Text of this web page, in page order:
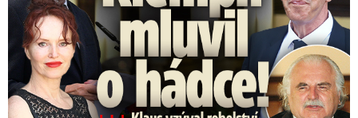
ho je na závětrných svazích. Třetí stupeň byl v
současné sezoně vyhlášen poprvé, druhý
stupeň vyhlášený v sobotu platil den. Silný vítr
zastavil lanovku na Sněžku. V Jeseníkách
stouplo lavinové nebezpečí z prvního na druhý